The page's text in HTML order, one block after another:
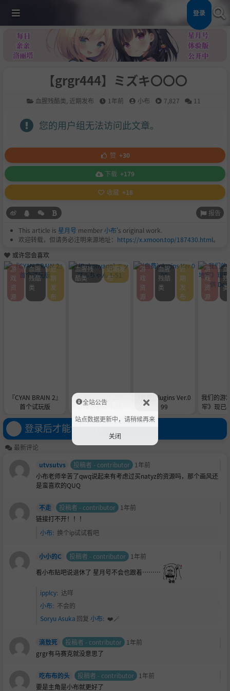
登录
【grgr444】ミズキ〇〇〇
血腥残酷类 近期发布 1年前 小布 7,827 11
您的用户组无法访问此文章。
赞 +30
下载 +179
收藏 +18
报告
This article is 星月号 member小布's original work.
欢迎转载，但请务必注明来源地址： https://x.xmoon.top/187430.html。
或许您会喜欢
『CYAN BRAIN 2』
首个试玩版
游
戏
资
源
血腥
残酷
类
近
期
发
布
[Pokonyang] ニッ
プルちゃん 1-51
血腥残
酷类
近期发
布
[自费]plugins Ver.0
99
游
戏
资
源
血腥
残酷
类
近
期
发
布
我们的游
牢》现已
游
戏
资
源
类
登录后才能评论哦！
最新评论
utvsutvs
投稿者 - contributor
1年前
小布老师辛苦了qwq说起来有考虑过买natyz的资源吗，那个画风还
是蛮喜欢的QUQ
不走 投稿者 - contributor
1年前
链接打不开！！！
小布: 换个ip试试看吧
小小的C 投稿者 - contributor
1年前
看小布贴吧说退休了 星月号不会也跟着………
ipplcy: 达咩
小布: 不会的
Soryu Asuka 回复 小布: ❤️🪄
滴敖死 投稿者 - contributor
1年前
grgr有马赛克就没意思了
吃布布的头 投稿者 - contributor
1年前
要是主角是小布就更好了
全站公告
站点数据更新中，请稍候再来
关闭